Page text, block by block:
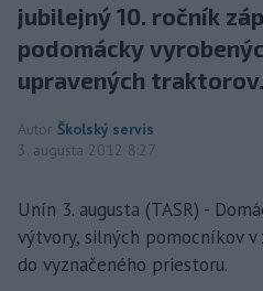
jubilejný 10. ročník
podomácky
upravených traktorov.
Autor Školský servis
3. augusta 2012 8:27
Unín 3. augusta (TASR) -
výtvory, silných pomocníkov
do vyznačeného priestoru.